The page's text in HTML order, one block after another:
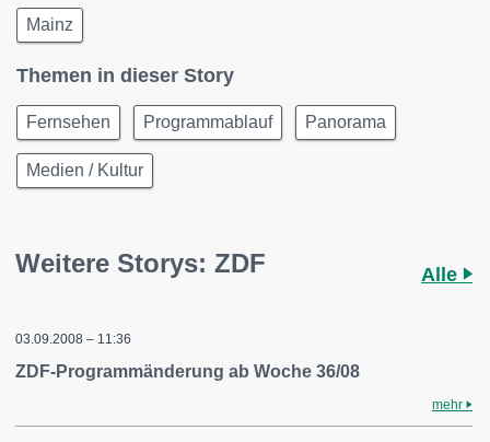
Mainz
Themen in dieser Story
Fernsehen Programmablauf Panorama
Medien / Kultur
Weitere Storys: ZDF Alle
03.09.2008 – 11:36
ZDF-Programmänderung ab Woche 36/08
mehr